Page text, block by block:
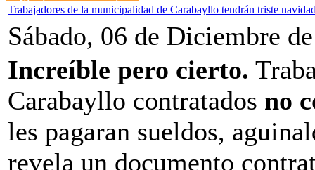
Trabajadores de la municipalidad de Carabayllo tendrán triste
Sábado, 06 de Diciembre
Increíble pero cierto.
Carabayllo contratados no
les pagaran sueldos,
revela un documento